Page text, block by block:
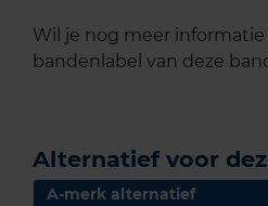
Wil je nog meer
bandenlabel van deze
Alternatief voor
A-merk alternatief